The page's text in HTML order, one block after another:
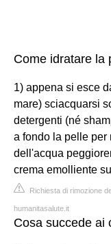
Come idratare la
1) appena si esce
mare) sciacquarsi
detergenti (né
a fondo la pelle
dell'acqua
crema emolliente
Richiesta di rimozione
humanitasalute.it
Cosa succede ai